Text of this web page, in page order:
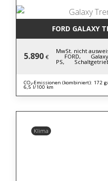
FORD GALAXY
5.890 €
MwSt. nicht
FORD,
PS,
CO₂-Emissionen (kombiniert): 172
6,5 l/100 km
Klima